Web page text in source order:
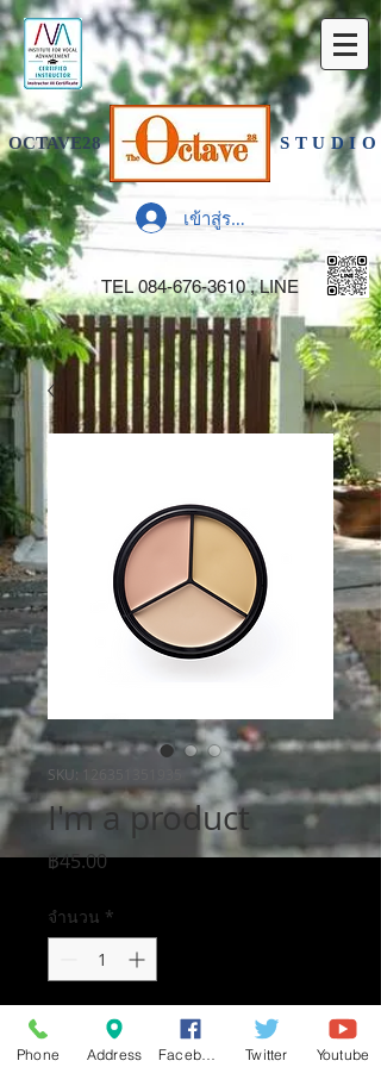
OCTAVE28 STUDIO
เข้าสู่ระบบ
TEL084-676-3610, LINE
SKU: 126351351935
I'm a product
฿45.00ราคา
จำนวน *
เพิ่มลงในรถเข็น
Phone Address Twitter Youtube